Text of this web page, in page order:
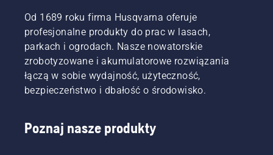
Od 1689 roku firma Husqvarna oferuje
profesjonalne produkty do prac w lasach,
parkach i ogrodach. Nasze nowatorskie
zrobotyzowane i akumulatorowe rozwiązania
łączą w sobie wydajność, użyteczność,
bezpieczeństwo i dbałość o środowisko.
Poznaj nasze produkty